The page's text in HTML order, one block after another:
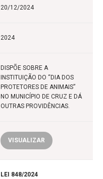
20/12/2024
2024
DISPÕE SOBRE A
INSTITUIÇÃO DO “DIA DOS
PROTETORES DE ANIMAIS”
NO MUNICÍPIO DE CRUZ E DÁ
OUTRAS PROVIDÊNCIAS.
VISUALIZAR
LEI 848/2024